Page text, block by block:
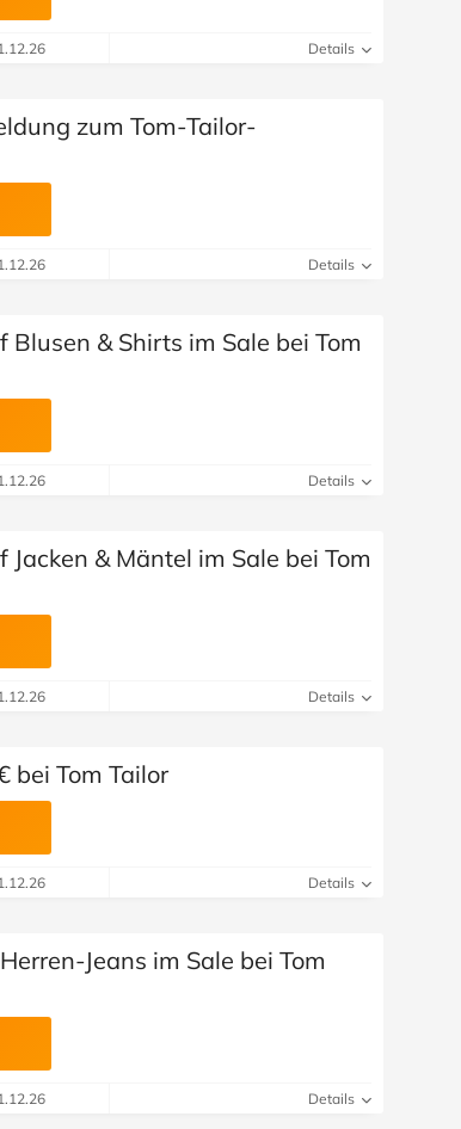
Details
zum Tom-Tailor-
Details
& Shirts im Sale bei Tom
Details
& Mäntel im Sale bei Tom
Details
bei Tom Tailor
Details
Jeans im Sale bei Tom
Details